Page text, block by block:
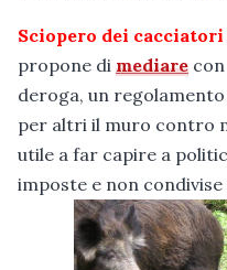
Sciopero dei
propone di mediare
deroga, un
per altri il muro contro
utile a far capire a
imposte e non